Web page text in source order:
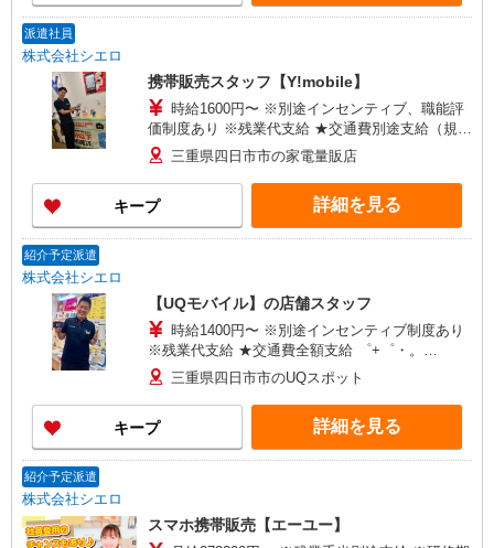
派遣社員
株式会社シエロ
携帯販売スタッフ【Y!mobile】
時給1600円〜 ※別途インセンティブ、職能評
価制度あり ※残業代支給 ★交通費別途支給（規定
あり） ゜+゜・。○。・゜+゜・。○。・゜+゜ 入
社祝い金10万円支給(規定有) お友達を紹介頂くと,
インセンティブ支給(規定有) ★月2回払い・週払い
可能（規程有）★ ゜・。○。・゜+゜・。○。・゜
+゜
三重県四日市市の家電量販店
キープ 詳細を見る
紹介予定派遣
株式会社シエロ
【UQモバイル】の店舗スタッフ
時給1400円〜 ※別途インセンティブ制度あり
※残業代支給 ★交通費全額支給 ゜+゜・。
○。・゜+゜・。○。・゜+゜ 入社祝い金10万円支
給(規定有) お友達を紹介頂くと, インセンティブ支
給(規定有) ★月2回払い・週払い可能（規程有）★
゜・。○。・゜+゜・。○。・゜+゜
三重県四日市市のUQスポット
キープ 詳細を見る
紹介予定派遣
株式会社シエロ
スマホ携帯販売【エーユー】